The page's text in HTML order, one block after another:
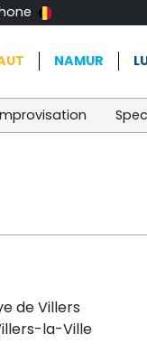
NAMUR
de Villers
la-Ville